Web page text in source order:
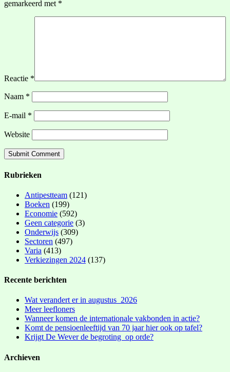
gemarkeerd met *
Reactie *
Naam *
E-mail *
Website
Rubrieken
Antipestteam (121)
Boeken (199)
Economie (592)
Geen categorie (3)
Onderwijs (309)
Sectoren (497)
Varia (413)
Verkiezingen 2024 (137)
Recente berichten
Wat verandert er in augustus 2026
Meer leefloners
Wanneer komen de internationale vakbonden in actie?
Komt de pensioenleeftijd van 70 jaar hier ook op tafel?
Krijgt De Wever de begroting op orde?
Archieven